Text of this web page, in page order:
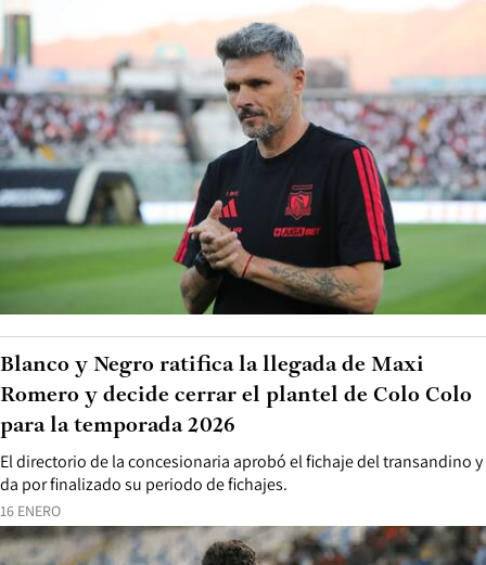
16 ENERO
El directorio de la concesionaria aprobó el fichaje del transandino y
da por finalizado su periodo de fichajes.
Blanco y Negro ratifica la llegada de Maxi
Romero y decide cerrar el plantel de Colo Colo
para la temporada 2026